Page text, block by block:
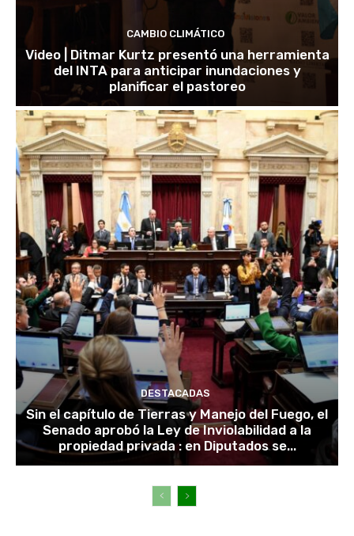
CAMBIO CLIMÁTICO
Video | Ditmar Kurtz presentó una herramienta
del INTA para anticipar inundaciones y
planificar el pastoreo
DESTACADAS
Sin el capítulo de Tierras y Manejo del Fuego, el
Senado aprobó la Ley de Inviolabilidad a la
propiedad privada : en Diputados se...